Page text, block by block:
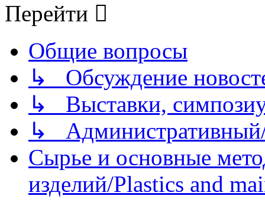
Перейти
Общие вопросы
↳ Обсуждение
↳ Выставки,
↳
Сырье и основные
изделий/Plastics and